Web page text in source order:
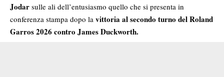
Jodar sulle ali dell’entusiasmo quello che si presenta in
conferenza stampa dopo la vittoria al secondo turno del Roland
Garros 2026 contro James Duckworth.